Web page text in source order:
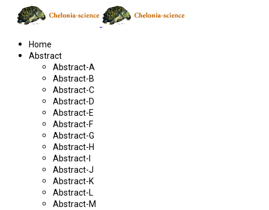
Home
Abstract
Abstract-A
Abstract-B
Abstract-C
Abstract-D
Abstract-E
Abstract-F
Abstract-G
Abstract-H
Abstract-I
Abstract-J
Abstract-K
Abstract-L
Abstract-M